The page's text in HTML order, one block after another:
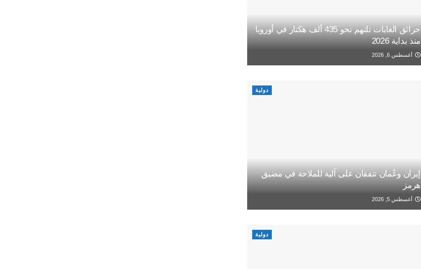
حرائق الغابات تلتهم نحو 435 ألف هكتار في أوروبا
منذ بداية 2026
أغسطس 6, 2026
دولية
إيران وعُمان تتفقان على آلية للملاحة في مضيق
هرمز
أغسطس 5, 2026
دولية